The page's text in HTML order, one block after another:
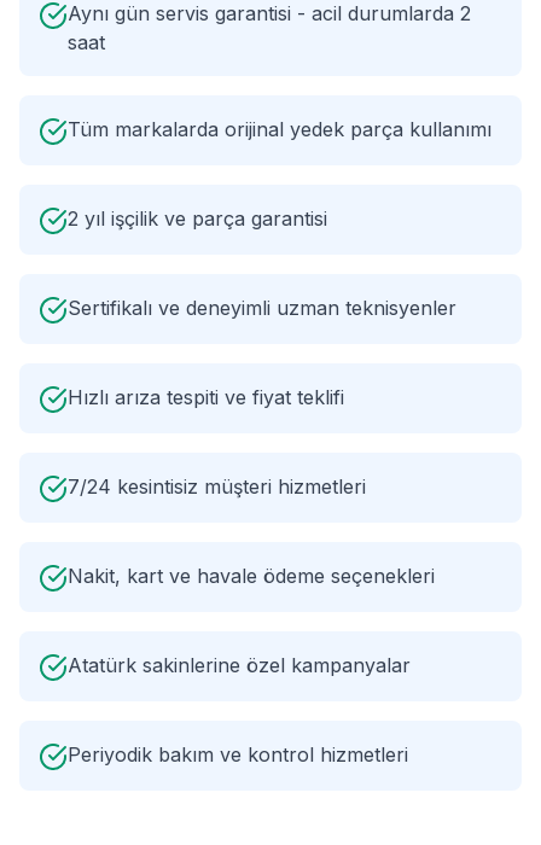
Aynı gün servis garantisi - acil durumlarda 2
saat
Tüm markalarda orijinal yedek parça kullanımı
2 yıl işçilik ve parça garantisi
Sertifikalı ve deneyimli uzman teknisyenler
Hızlı arıza tespiti ve fiyat teklifi
7/24 kesintisiz müşteri hizmetleri
Nakit, kart ve havale ödeme seçenekleri
Atatürk sakinlerine özel kampanyalar
Periyodik bakım ve kontrol hizmetleri